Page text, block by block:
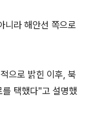
니라 해안선 쪽으로
으로 밝힌 이후, 북
택했다"고 설명했